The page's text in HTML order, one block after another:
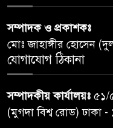
৬
সম্পাদক ও প্রকাশকঃ
মোঃ জাহাঙ্গীর হোসেন
যোগাযোগ ঠিকানা
সম্পাদকীয় কার্যালয়ঃ ৫১/
(মুগদা বিশ্ব রোড) ঢাকা -